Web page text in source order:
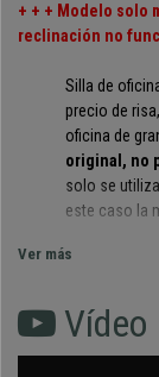
+ + + Modelo solo
reclinación no
Silla de
precio de
oficina de
original, no
solo se
este caso la
Esta silla de
apoyabrazos
hecho en piel
Ver más
Vídeo